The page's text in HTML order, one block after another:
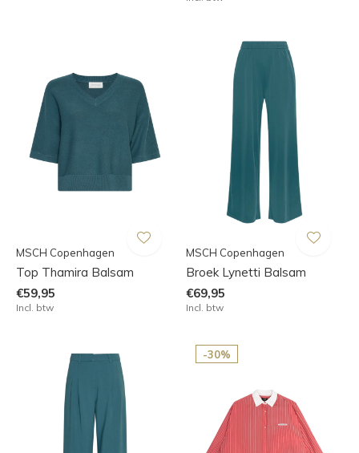
MSCH Copenhagen
Top Thamira Balsam
€59,95
Incl. btw
MSCH Copenhagen
Broek Lynetti Balsam
€69,95
Incl. btw
-30%